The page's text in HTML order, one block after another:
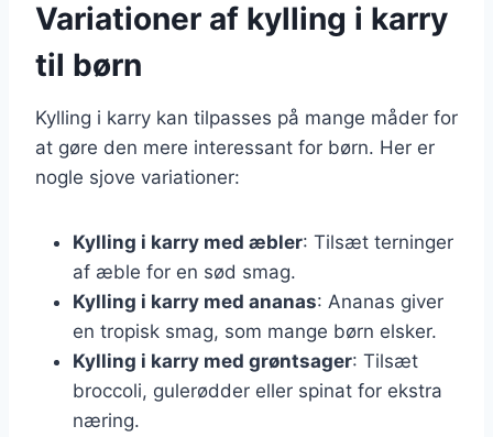
Variationer af kylling i karry
til børn
Kylling i karry kan tilpasses på mange måder for
at gøre den mere interessant for børn. Her er
nogle sjove variationer:
Kylling i karry med æbler: Tilsæt terninger
af æble for en sød smag.
Kylling i karry med ananas: Ananas giver
en tropisk smag, som mange børn elsker.
Kylling i karry med grøntsager: Tilsæt
broccoli, gulerødder eller spinat for ekstra
næring.